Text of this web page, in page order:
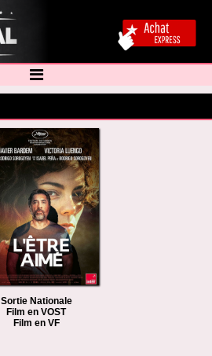
Sortie Nationale
Film en VOST
Film en VF